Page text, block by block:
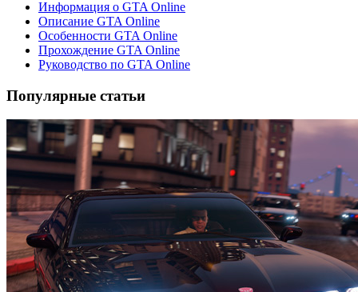
Информация о GTA Online
Описание GTA Online
Особенности GTA Online
Прохождение GTA Online
Руководство по GTA Online
Популярные статьи